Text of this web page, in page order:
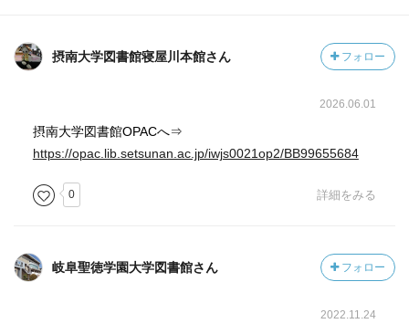
摂南大学図書館寝屋川本館さん フォロー
2026.06.01
摂南大学図書館OPACへ⇒
https://opac.lib.setsunan.ac.jp/iwjs0021op2/BB99655684
0 詳細をみる
岐阜聖徳学園大学図書館さん フォロー
2022.11.24